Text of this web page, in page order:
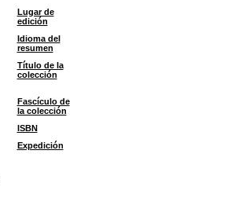
Lugar de
edición
Idioma del
resumen
Título de la
colección
Fascículo de
la colección
ISBN
Expedición